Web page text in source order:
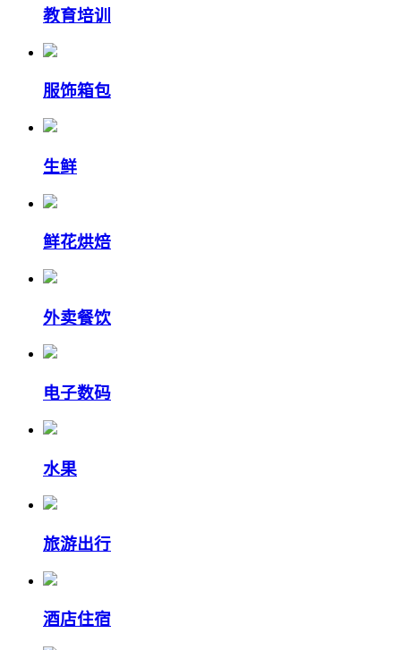
教育培训
服饰箱包
生鲜
鲜花烘焙
外卖餐饮
电子数码
水果
旅游出行
酒店住宿